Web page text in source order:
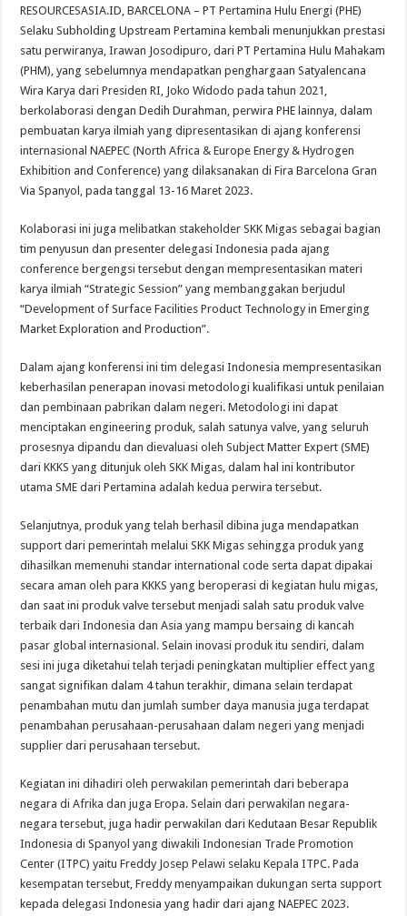
RESOURCESASIA.ID, BARCELONA – PT Pertamina Hulu Energi (PHE)
Selaku Subholding Upstream Pertamina kembali menunjukkan prestasi
satu perwiranya, Irawan Josodipuro, dari PT Pertamina Hulu Mahakam
(PHM), yang sebelumnya mendapatkan penghargaan Satyalencana
Wira Karya dari Presiden RI, Joko Widodo pada tahun 2021,
berkolaborasi dengan Dedih Durahman, perwira PHE lainnya, dalam
pembuatan karya ilmiah yang dipresentasikan di ajang konferensi
internasional NAEPEC (North Africa & Europe Energy & Hydrogen
Exhibition and Conference) yang dilaksanakan di Fira Barcelona Gran
Via Spanyol, pada tanggal 13-16 Maret 2023.
Kolaborasi ini juga melibatkan stakeholder SKK Migas sebagai bagian
tim penyusun dan presenter delegasi Indonesia pada ajang
conference bergengsi tersebut dengan mempresentasikan materi
karya ilmiah “Strategic Session” yang membanggakan berjudul
“Development of Surface Facilities Product Technology in Emerging
Market Exploration and Production”.
Dalam ajang konferensi ini tim delegasi Indonesia mempresentasikan
keberhasilan penerapan inovasi metodologi kualifikasi untuk penilaian
dan pembinaan pabrikan dalam negeri. Metodologi ini dapat
menciptakan engineering produk, salah satunya valve, yang seluruh
prosesnya dipandu dan dievaluasi oleh Subject Matter Expert (SME)
dari KKKS yang ditunjuk oleh SKK Migas, dalam hal ini kontributor
utama SME dari Pertamina adalah kedua perwira tersebut.
Selanjutnya, produk yang telah berhasil dibina juga mendapatkan
support dari pemerintah melalui SKK Migas sehingga produk yang
dihasilkan memenuhi standar international code serta dapat dipakai
secara aman oleh para KKKS yang beroperasi di kegiatan hulu migas,
dan saat ini produk valve tersebut menjadi salah satu produk valve
terbaik dari Indonesia dan Asia yang mampu bersaing di kancah
pasar global internasional. Selain inovasi produk itu sendiri, dalam
sesi ini juga diketahui telah terjadi peningkatan multiplier effect yang
sangat signifikan dalam 4 tahun terakhir, dimana selain terdapat
penambahan mutu dan jumlah sumber daya manusia juga terdapat
penambahan perusahaan-perusahaan dalam negeri yang menjadi
supplier dari perusahaan tersebut.
Kegiatan ini dihadiri oleh perwakilan pemerintah dari beberapa
negara di Afrika dan juga Eropa. Selain dari perwakilan negara-
negara tersebut, juga hadir perwakilan dari Kedutaan Besar Republik
Indonesia di Spanyol yang diwakili Indonesian Trade Promotion
Center (ITPC) yaitu Freddy Josep Pelawi selaku Kepala ITPC. Pada
kesempatan tersebut, Freddy menyampaikan dukungan serta support
kepada delegasi Indonesia yang hadir dari ajang NAEPEC 2023.